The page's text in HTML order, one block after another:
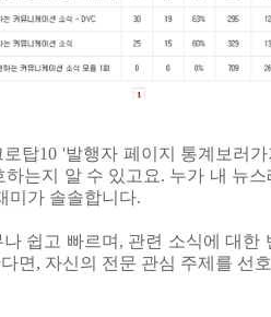
탑10 '발행자 페이지 통계보러
는지 알 수 있고요. 누가 내 뉴
미가 솔솔합니다.
쉽고 빠르며, 관련 소식에 대한
면, 자신의 전문 관심 주제를 선